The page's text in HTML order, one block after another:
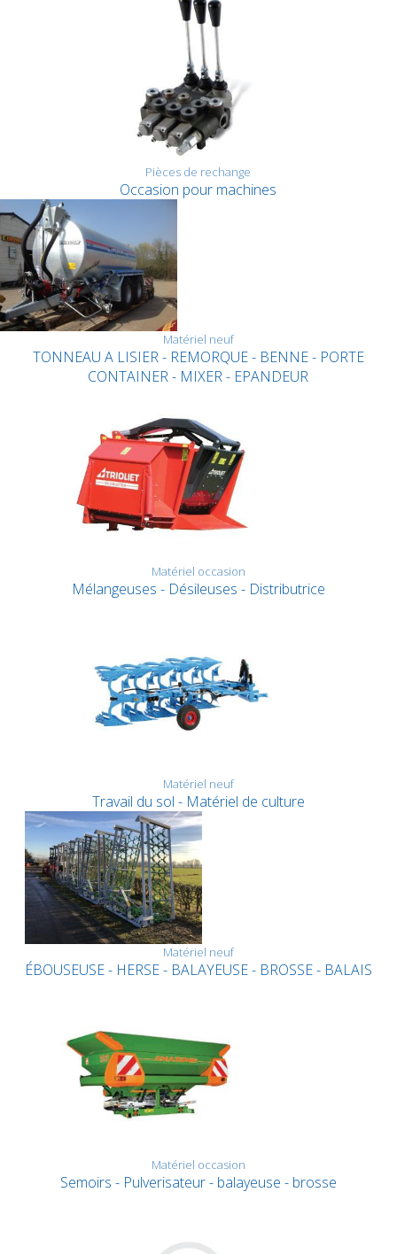
Pièces de rechange
Occasion pour machines
Matériel neuf
TONNEAU A LISIER - REMORQUE - BENNE - PORTE
CONTAINER - MIXER - EPANDEUR
Matériel occasion
Mélangeuses - Désileuses - Distributrice
Matériel neuf
Travail du sol - Matériel de culture
Matériel neuf
ÉBOUSEUSE - HERSE - BALAYEUSE - BROSSE - BALAIS
Matériel occasion
Semoirs - Pulverisateur - balayeuse - brosse